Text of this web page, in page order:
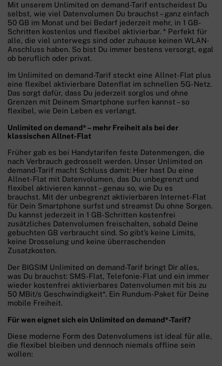
Mit unserem Unlimited on demand-Tarif entscheidest Du
selbst, wie viel Datenvolumen Du brauchst – ganz einfach
50 GB im Monat und bei Bedarf jederzeit mehr, in 1 GB-
Schritten kostenlos und flexibel aktivierbar. * Perfekt für
alle, die viel unterwegs sind oder zuhause keinen WLAN-
Anschluss haben. So bist Du immer bestens versorgt, egal
ob beruflich oder privat.
Im Unlimited on demand-Tarif steckt eine Allnet-Flat plus
eine flexibel aktivierbare Datenflat im schnellen 5G-Netz.
Das sorgt dafür, dass Du jederzeit sorglos und ohne
Grenzen mit Deinem Smartphone surfen kannst – so
flexibel, wie Dein Leben es verlangt.
Unlimited on demand* – mehr Freiheit als bei der
klassischen Allnet-Flat
Früher gab es bei Handytarifen feste Datenmengen, die
nach Verbrauch gedrosselt werden. Unser Unlimited on
demand-Tarif macht Schluss damit: Hier hast Du eine
Allnet-Flat mit Datenvolumen, das Du unbegrenzt und
flexibel aktivieren kannst – genau so, wie Du es
brauchst. Mit der unbegrenzt aktivierbaren Internet-Flat
für Dein Smartphone surfst und streamst Du ohne Sorgen.
Du kannst jederzeit in 1 GB-Schritten kostenfrei
zusätzliches Datenvolumen freischalten, sobald Deine
gebuchten GB verbraucht sind. So gibt’s keine Limits,
keine Drosselung und keine überraschenden
Zusatzkosten.
Der BIGSIM Unlimited on demand-Tarif bringt Dir alles,
was Du brauchst: SMS-Flat, Telefonie-Flat und ein immer
wieder kostenfrei aktivierbares Datenvolumen mit bis zu
50 MBit/s Geschwindigkeit*. Ein Rundum-Paket für Deine
mobile Freiheit.
Für wen eignet sich ein Unlimited on demand*-Tarif?
Diese moderne Form des Datenvolumens ist ideal für alle,
die flexibel bleiben und dennoch niemals offline sein
wollen: